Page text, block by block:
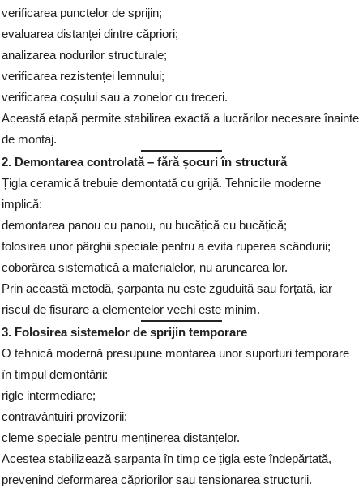
verificarea punctelor de sprijin;
evaluarea distanței dintre căpriori;
analizarea nodurilor structurale;
verificarea rezistenței lemnului;
verificarea coșului sau a zonelor cu treceri.
Această etapă permite stabilirea exactă a lucrărilor necesare înainte
de montaj.
2. Demontarea controlată – fără șocuri în structură
Țigla ceramică trebuie demontată cu grijă. Tehnicile moderne
implică:
demontarea panou cu panou, nu bucățică cu bucățică;
folosirea unor pârghii speciale pentru a evita ruperea scândurii;
coborârea sistematică a materialelor, nu aruncarea lor.
Prin această metodă, șarpanta nu este zguduită sau forțată, iar
riscul de fisurare a elementelor vechi este minim.
3. Folosirea sistemelor de sprijin temporare
O tehnică modernă presupune montarea unor suporturi temporare
în timpul demontării:
rigle intermediare;
contravântuiri provizorii;
cleme speciale pentru menținerea distanțelor.
Acestea stabilizează șarpanta în timp ce țigla este îndepărtată,
prevenind deformarea căpriorilor sau tensionarea structurii.